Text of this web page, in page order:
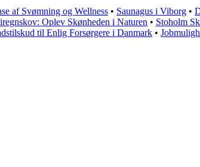
af Svømning og Wellness • Saunagus i Viborg •
Oplev Skønheden i Naturen • Stoholm
til Enlig Forsørgere i Danmark •